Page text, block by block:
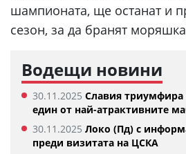
шампионата, ще останат и
сезон, за да бранят
Водещи новини
30.11.2025 Славия
един от най-атрактивните
30.11.2025 Локо (Пд) с
преди визитата на ЦСКА